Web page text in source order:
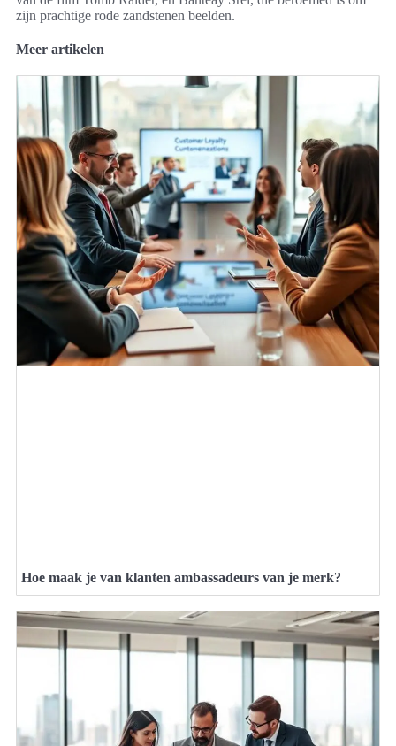
zijn prachtige rode zandstenen beelden.
Meer artikelen
Hoe maak je van klanten ambassadeurs van je merk?